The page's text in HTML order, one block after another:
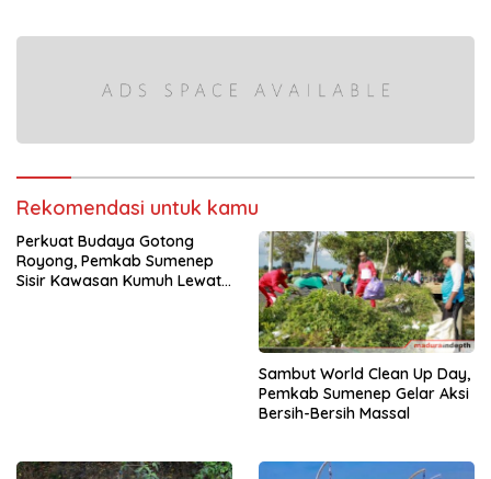
Rekomendasi untuk kamu
Perkuat Budaya Gotong
Royong, Pemkab Sumenep
Sisir Kawasan Kumuh Lewat
Sambut World Clean Up Day,
Pemkab Sumenep Gelar Aksi
Bersih-Bersih Massal